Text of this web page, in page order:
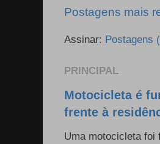
Postagens mais
Assinar: Postagens
PRINCIPAL
Motocicleta é
frente à
Uma motocicleta foi